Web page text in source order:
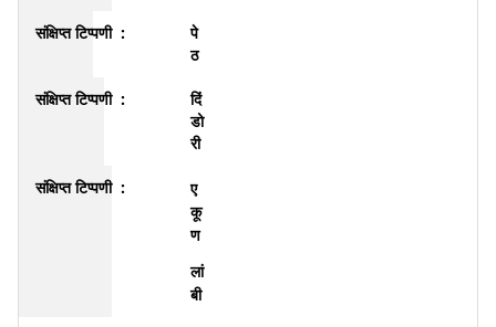
पे
ठ
दिं
डो
री
ए
कू
ण
लां
बी